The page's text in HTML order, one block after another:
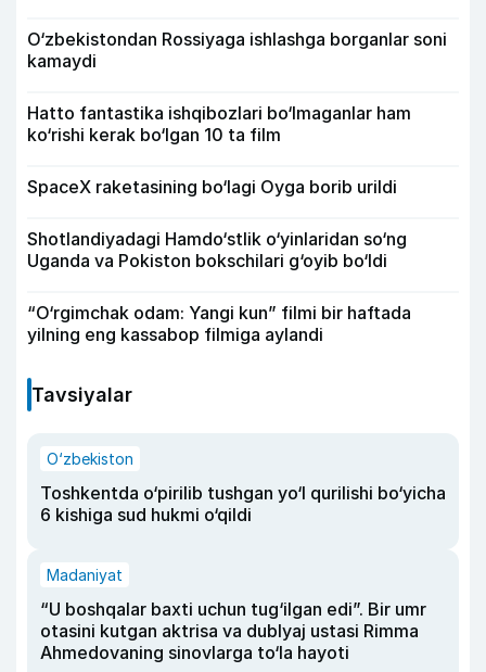
O‘zbekistondan Rossiyaga ishlashga borganlar soni
kamaydi
Hatto fantastika ishqibozlari bo‘lmaganlar ham
ko‘rishi kerak bo‘lgan 10 ta film
SpaceX raketasining bo‘lagi Oyga borib urildi
Shotlandiyadagi Hamdo‘stlik o‘yinlaridan so‘ng
Uganda va Pokiston bokschilari g‘oyib bo‘ldi
“O‘rgimchak odam: Yangi kun” filmi bir haftada
yilning eng kassabop filmiga aylandi
Tavsiyalar
O‘zbekiston
Toshkentda o‘pirilib tushgan yo‘l qurilishi bo‘yicha
6 kishiga sud hukmi o‘qildi
Madaniyat
“U boshqalar baxti uchun tug‘ilgan edi”. Bir umr
otasini kutgan aktrisa va dublyaj ustasi Rimma
Ahmedovaning sinovlarga to‘la hayoti